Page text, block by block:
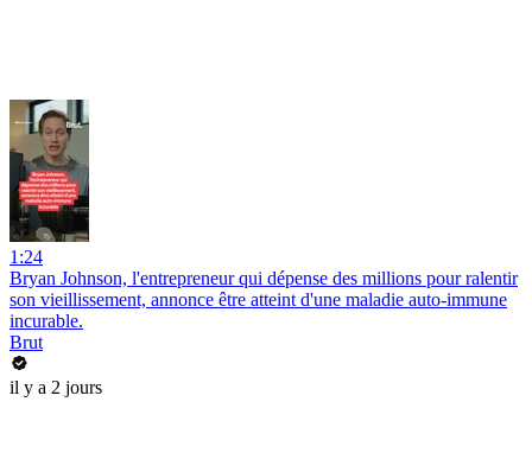
1:24
Bryan Johnson, l'entrepreneur qui dépense des millions pour ralentir
son vieillissement, annonce être atteint d'une maladie auto-immune
incurable.
Brut
il y a 2 jours